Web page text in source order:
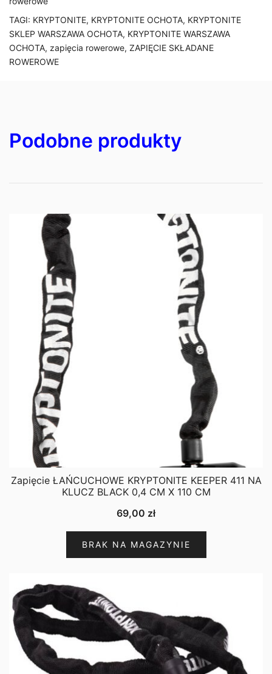
x
76
TAGI: KRYPTONITE, KRYPTONITE OCHOTA, KRYPTONITE
SKLEP WARSZAWA OCHOTA, KRYPTONITE WARSZAWA
OCHOTA, zapięcia rowerowe, ZAPIĘCIE SKŁADANE
ROWEROWE
Podobne produkty
Zapięcie ŁAŃCUCHOWE KRYPTONITE KEEPER 411 NA
KLUCZ BLACK 0,4 CM X 110 CM
69,00 zł
BRAK NA MAGAZYNIE